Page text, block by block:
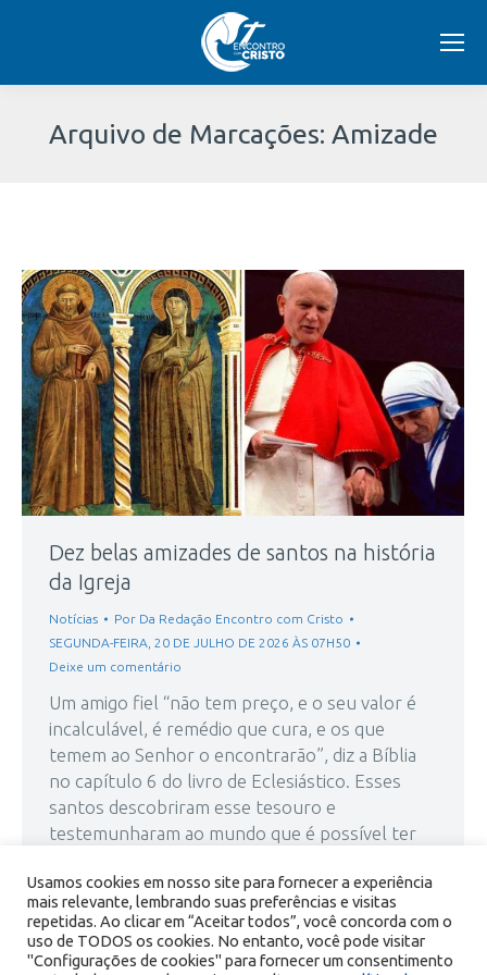
Arquivo de Marcações: Amizade
Dez belas amizades de santos na história
da Igreja
Notícias Por Da Redação Encontro com Cristo
SEGUNDA-FEIRA, 20 DE JULHO DE 2026 ÀS 07H50
Deixe um comentário
Um amigo fiel “não tem preço, e o seu valor é
incalculável, é remédio que cura, e os que
temem ao Senhor o encontrarão”, diz a Bíblia
no capítulo 6 do livro de Eclesiástico. Esses
santos descobriram esse tesouro e
testemunharam ao mundo que é possível ter
Senhor.…
Usamos cookies em nosso site para fornecer a experiência
mais relevante, lembrando suas preferências e visitas
repetidas. Ao clicar em “Aceitar todos”, você concorda com o
uso de TODOS os cookies. No entanto, você pode visitar
"Configurações de cookies" para fornecer um consentimento